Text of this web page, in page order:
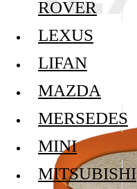
ROVER
LEXUS
LIFAN
MAZDA
MERSEDES
MINI
MITSUBISHI